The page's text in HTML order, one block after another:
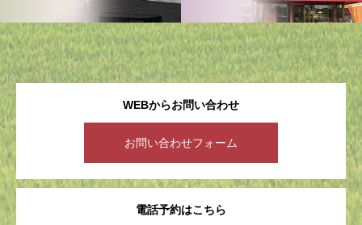
WEBからお問い合わせ
お問い合わせフォーム
電話予約はこちら